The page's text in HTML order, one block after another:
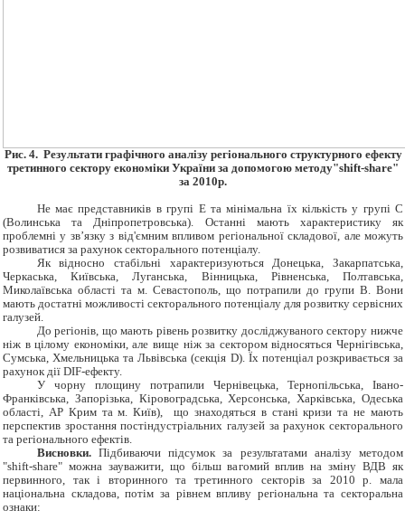
Рис. 4. Результати графічного аналізу регіонального структурного ефекту
третинного сектору економіки України за допомогою методу"shift-share"
за 2010р.
Не має представників в групі Е та мінімальна їх кількість у групі С
(Волинська та Дніпропетровська). Останні мають характеристику як
проблемні у зв’язку з від'ємним впливом регіональної складової, але можуть
розвиватися за рахунок секторального потенціалу.
Як відносно стабільні характеризуються Донецька, Закарпатська,
Черкаська, Київська, Луганська, Вінницька, Рівненська, Полтавська,
Миколаївська області та м. Севастополь, що потрапили до групи В. Вони
мають достатні можливості секторального потенціалу для розвитку сервісних
галузей.
До регіонів, що мають рівень розвитку досліджуваного сектору нижче
ніж в цілому економіки, але вище ніж за сектором відносяться Чернігівська,
Сумська, Хмельницька та Львівська (секція D). Їх потенціал розкривається за
рахунок дії DIF-ефекту.
У чорну площину потрапили Чернівецька, Тернопільська, Івано-
Франківська, Запорізька, Кіровоградська, Херсонська, Харківська, Одеська
області, АР Крим та м. Київ), що знаходяться в стані кризи та не мають
перспектив зростання постіндустріальних галузей за рахунок секторального
та регіонального ефектів.
Висновки.Підбиваючи підсумок за результатами аналізу методом
"shift-share" можна зауважити, що більш вагомий вплив на зміну ВДВ як
первинного, так і вторинного та третинного секторів за 2010 р. мала
національна складова, потім за рівнем впливу регіональна та секторальна
ознаки: